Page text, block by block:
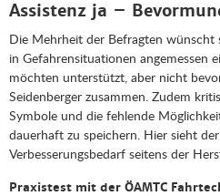
Assistenz ja –
Die Mehrheit der Befragten wünscht
in Gefahrensituationen angemessen
möchten unterstützt, aber nicht
Seidenberger zusammen. Zudem
Symbole und die fehlende
dauerhaft zu speichern. Hier sieht
Verbesserungsbedarf seitens der
Praxistest mit der ÖAMTC